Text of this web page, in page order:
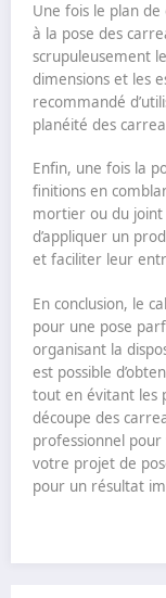
Une fois le plan
à la pose des
scrupuleusement
dimensions et les
recommandé
planéité des
Enfin, une fois la
finitions en
mortier ou du joint
d’appliquer un
et faciliter leur
En conclusion, le
pour une pose
organisant la
est possible
tout en évitant les
découpe des
professionnel
votre projet de
pour un résultat